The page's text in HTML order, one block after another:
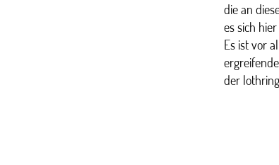
die an
es sich
Es ist vor
der